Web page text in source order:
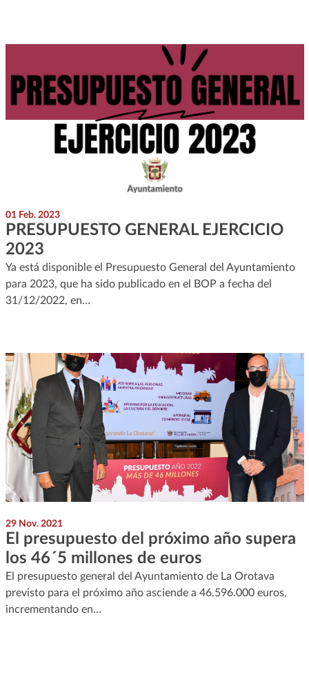
01 Feb. 2023
PRESUPUESTO GENERAL EJERCICIO
2023
Ya está disponible el Presupuesto General del Ayuntamiento
para 2023, que ha sido publicado en el BOP a fecha del
31/12/2022, en…
29 Nov. 2021
El presupuesto del próximo año supera
los 46´5 millones de euros
El presupuesto general del Ayuntamiento de La Orotava
previsto para el próximo año asciende a 46.596.000 euros,
incrementando en…